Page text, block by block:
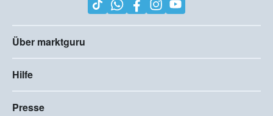
Über marktguru
Hilfe
Presse